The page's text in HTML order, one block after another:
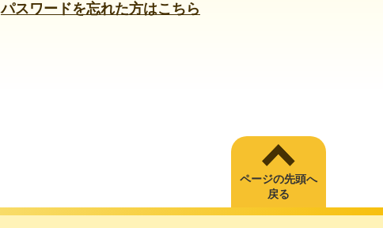
パスワードを忘れた方はこちら
ページの先頭へ
戻る